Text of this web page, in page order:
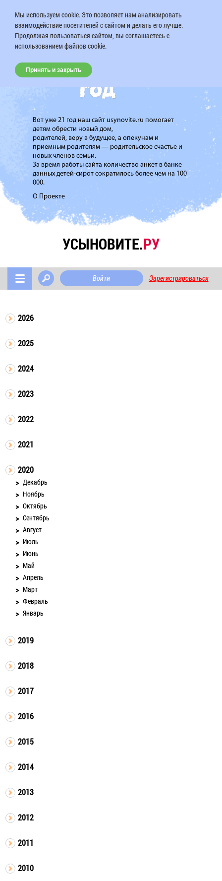
Вот уже 21 год наш сайт usynovite.ru помогает
детям обрести новый дом,
родителей, веру в будущее, а опекунам и
приемным родителям — родительское счастье и
новых членов семьи.
За время работы сайта количество анкет в банке
данных детей-сирот сократилось более чем на 100
000.
О Проекте
УСЫНОВИТЕ.РУ
Войти Зарегистрироваться
2026
2025
2024
2023
2022
2021
2020
Декабрь
Ноябрь
Октябрь
Сентябрь
Август
Июль
Июнь
Май
Апрель
Март
Февраль
Январь
2019
2018
2017
2016
2015
2014
2013
2012
2011
2010
Мы используем cookie. Это позволяет нам анализировать
взаимодействие посетителей с сайтом и делать его лучше.
Продолжая пользоваться сайтом, вы соглашаетесь с
использованием файлов cookie.
Принять и закрыть